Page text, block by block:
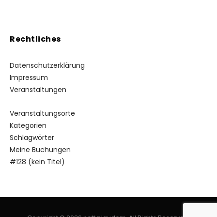
Rechtliches
Datenschutzerklärung
Impressum
Veranstaltungen
Veranstaltungsorte
Kategorien
Schlagwörter
Meine Buchungen
#128 (kein Titel)